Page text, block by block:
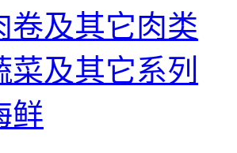
卷及其它肉类
菜及其它系列
鲜